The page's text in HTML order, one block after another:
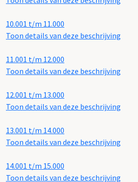
10.001 t/m 11.000
Toon details van deze beschrijving
11.001 t/m 12.000
Toon details van deze beschrijving
12.001 t/m 13.000
Toon details van deze beschrijving
13.001 t/m 14.000
Toon details van deze beschrijving
14.001 t/m 15.000
Toon details van deze beschrijving